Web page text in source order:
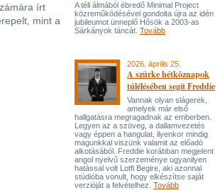
írt
mint a
A téli álmából ébredő Minimal Project
közreműködésével gondolta újra az idén
jubileumot ünneplő Hősök a 2003-as
Sárkányok táncát. Tovább
2026. április 25.
A szürke hétköznapok
túlélésében segít Freddie
Vannak olyan slágerek,
amelyek már első
hallgatásra megragadnak az emberben.
Legyen az a szöveg, a dallamvezetés
vagy éppen a hangulat, ilyenkor mindig
magunkkal viszünk valamit az előadó
alkotásából. Freddie korábban megjelent
angol nyelvű szerzeménye ugyanilyen
hatással volt Lotfi Begire, aki azonnal
stúdióba vonult, hogy elkészítse saját
verzióját a felvételhez. Tovább